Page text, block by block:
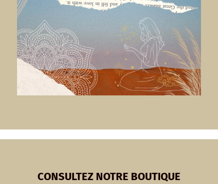
CONSULTEZ NOTRE BOUTIQUE